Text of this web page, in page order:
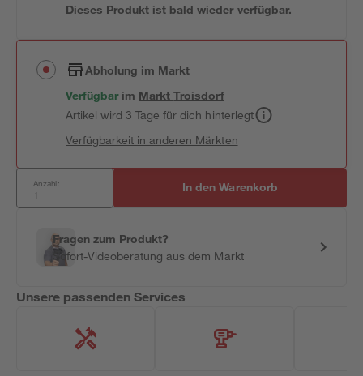
Dieses Produkt ist bald wieder verfügbar.
Abholung im Markt
Verfügbar im MarktTroisdorf
Artikel wird 3 Tage für dich hinterlegt
Verfügbarkeit in anderen Märkten
Anzahl: In den Warenkorb
Fragen zum Produkt?
Sofort-Videoberatung aus dem Markt
Unsere passenden Services